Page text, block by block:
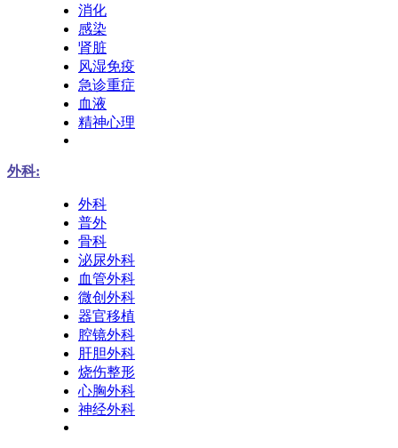
消化
感染
肾脏
风湿免疫
急诊重症
血液
精神心理
外科:
外科
普外
骨科
泌尿外科
血管外科
微创外科
器官移植
腔镜外科
肝胆外科
烧伤整形
心胸外科
神经外科